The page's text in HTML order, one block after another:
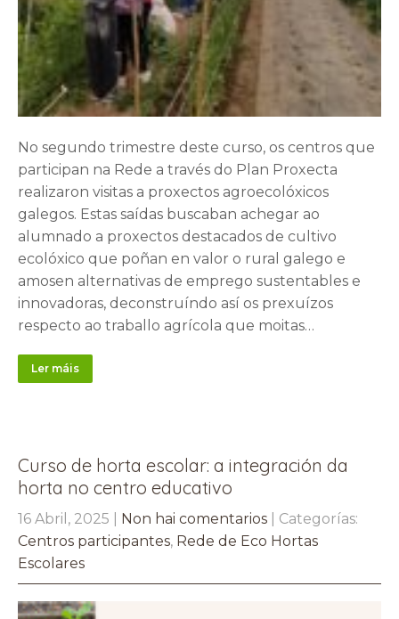
No segundo trimestre deste curso, os centros que
participan na Rede a través do Plan Proxecta
realizaron visitas a proxectos agroecolóxicos
galegos. Estas saídas buscaban achegar ao
alumnado a proxectos destacados de cultivo
ecolóxico que poñan en valor o rural galego e
amosen alternativas de emprego sustentables e
innovadoras, deconstruíndo así os prexuízos
respecto ao traballo agrícola que moitas…
Ler máis
Curso de horta escolar: a integración da
horta no centro educativo
16 Abril, 2025 Non hai comentarios
| Categorías:
Centros participantes, Rede de Eco Hortas
Escolares